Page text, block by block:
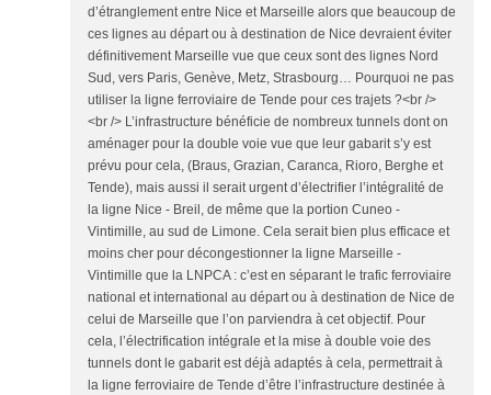
d’étranglement entre Nice et Marseille alors que beaucoup de
ces lignes au départ ou à destination de Nice devraient éviter
définitivement Marseille vue que ceux sont des lignes Nord
Sud, vers Paris, Genève, Metz, Strasbourg… Pourquoi ne pas
utiliser la ligne ferroviaire de Tende pour ces trajets ?<br />
<br /> L’infrastructure bénéficie de nombreux tunnels dont on
aménager pour la double voie vue que leur gabarit s’y est
prévu pour cela, (Braus, Grazian, Caranca, Rioro, Berghe et
Tende), mais aussi il serait urgent d’électrifier l’intégralité de
la ligne Nice - Breil, de même que la portion Cuneo -
Vintimille, au sud de Limone. Cela serait bien plus efficace et
moins cher pour décongestionner la ligne Marseille -
Vintimille que la LNPCA : c’est en séparant le trafic ferroviaire
national et international au départ ou à destination de Nice de
celui de Marseille que l’on parviendra à cet objectif. Pour
cela, l’électrification intégrale et la mise à double voie des
tunnels dont le gabarit est déjà adaptés à cela, permettrait à
la ligne ferroviaire de Tende d’être l’infrastructure destinée à